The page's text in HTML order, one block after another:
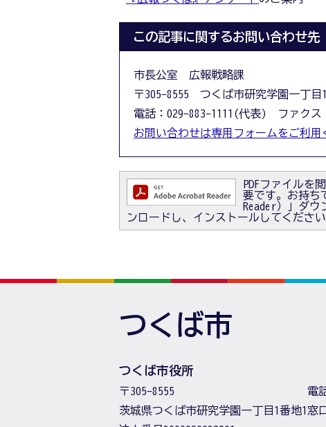
この記事に関するお問い合わせ先
市長公室 広報戦略課
〒305-8555 つくば市研究学園一丁目
電話：029-883-1111(代表) ファクス
お問い合わせは専用フォームをご利用
PDFファイルを
要です。お持ち
Reader）」ダ
ンロードし、インストールしてください
つくば市
つくば市役所
〒305-8555
茨城県つくば市研究学園一丁目1番地1
電
窓